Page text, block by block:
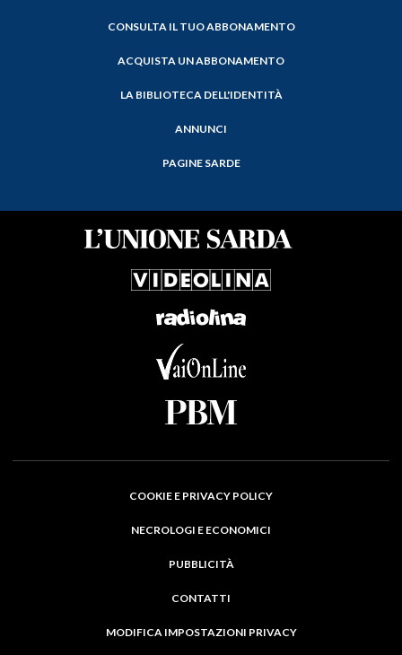
CONSULTA IL TUO ABBONAMENTO
ACQUISTA UN ABBONAMENTO
LA BIBLIOTECA DELL'IDENTITÀ
ANNUNCI
PAGINE SARDE
COOKIE E PRIVACY POLICY
NECROLOGI E ECONOMICI
PUBBLICITÀ
CONTATTI
MODIFICA IMPOSTAZIONI PRIVACY